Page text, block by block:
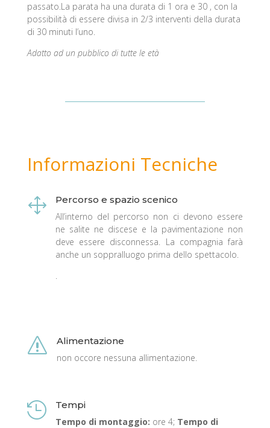
passato.La parata ha una durata di 1 ora e 30 , con la
possibilità di essere divisa in 2/3 interventi della durata
di 30 minuti l’uno.
Adatto ad un pubblico di tutte le età
Informazioni Tecniche
1
Percorso e spazio scenico
All’interno del percorso non ci devono essere
ne salite ne discese e la pavimentazione non
deve essere disconnessa. La compagnia farà
anche un soppralluogo prima dello spettacolo.
.
s
Alimentazione
non occore nessuna allimentazione.

Tempi
Tempo di montaggio: ore 4; Tempo di